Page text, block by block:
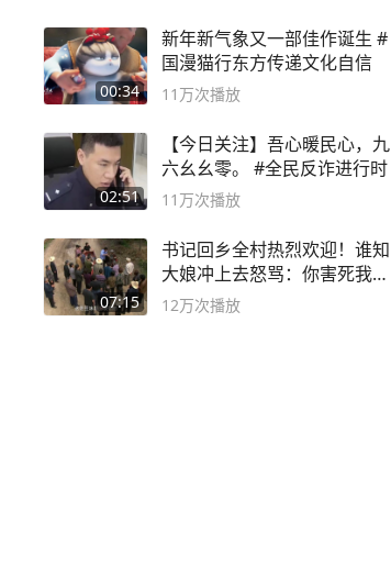
00:34
新年新气象又一部佳作诞生 #
国漫猫行东方传递文化自信
11万次播放
02:51
【今日关注】吾心暖民心，九
六幺幺零。 #全民反诈进行时
11万次播放
07:15
书记回乡全村热烈欢迎！谁知
大娘冲上去怒骂：你害死我儿
子
12万次播放